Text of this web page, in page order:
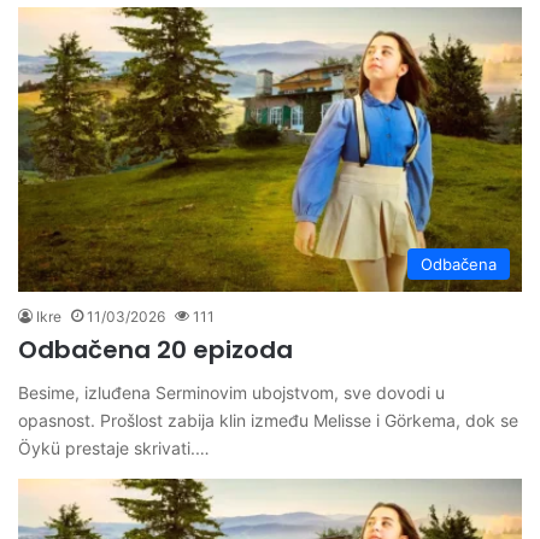
Odbačena
Ikre 11/03/2026 111
Odbačena 20 epizoda
Besime, izluđena Serminovim ubojstvom, sve dovodi u
opasnost. Prošlost zabija klin između Melisse i Görkema, dok se
Öykü prestaje skrivati.…